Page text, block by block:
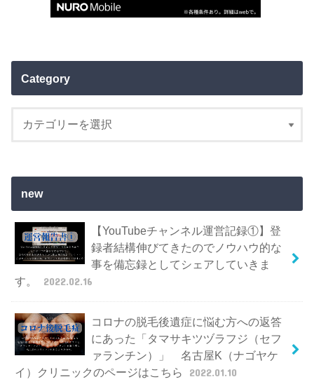
Category
new
【YouTubeチャンネル運営記録①】登
録者結構伸びてきたのでノウハウ的な
事を備忘録としてシェアしていきま
す。
2022.02.16
コロナの脱毛後遺症に悩む方への返答
にあった「タマサキツヅラフジ（セフ
ァランチン）」 名古屋K（ナゴヤケ
イ）クリニックのページはこちら
2022.01.10